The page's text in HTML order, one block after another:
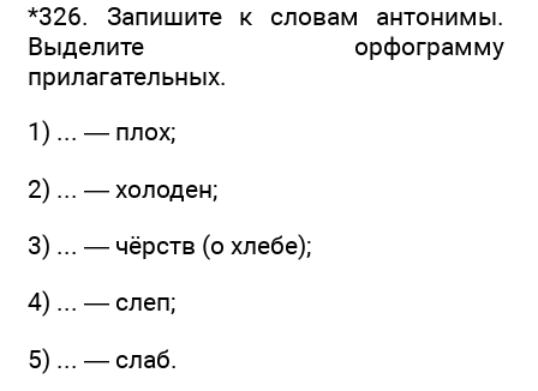
*326. Запишите к словам антонимы.
Выделите орфограмму
прилагательных.
1) ... — плох;
2) ... — холоден;
3) ... — чёрств (о хлебе);
4) ... — слеп;
5) ... — слаб.